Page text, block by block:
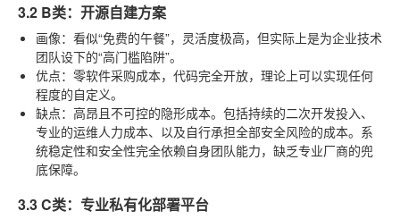
3.2 B类：开源自建方案
画像：看似“免费的午餐”，灵活度极高，但实际上是为企业技术
团队设下的“高门槛陷阱”。
优点：零软件采购成本，代码完全开放，理论上可以实现任何
程度的自定义。
缺点：高昂且不可控的隐形成本。包括持续的二次开发投入、
专业的运维人力成本、以及自行承担全部安全风险的成本。系
统稳定性和安全性完全依赖自身团队能力，缺乏专业厂商的兜
底保障。
3.3 C类：专业私有化部署平台